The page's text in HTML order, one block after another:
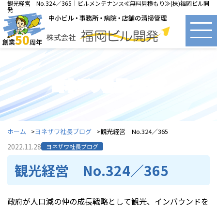
観光経営 No.324／365｜ビルメンテナンス≪無料見積もり≫(株)福岡ビル開
発
ヨネザワ社長ブログ
ホーム ヨネザワ社長ブログ 観光経営 No.324／365
2022.11.28 ヨネザワ社長ブログ
観光経営 No.324／365
政府が人口減の仲の成長戦略として観光、インバウンドを